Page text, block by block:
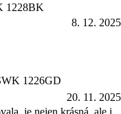
1228BK
8. 12. 2025
1226GD
20. 11. 2025
je nejen krásná, ale i